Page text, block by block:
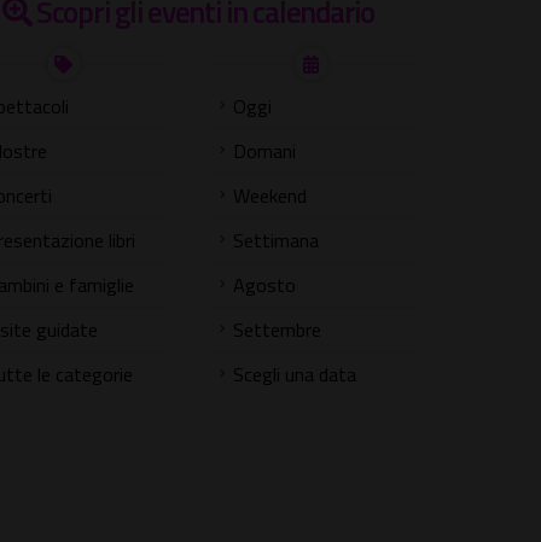
Scopri gli eventi in calendario
libri
e famiglie
guidate
le categorie
Oggi
Domani
Weekend
Settimana
Agosto
Settembre
Scegli una data